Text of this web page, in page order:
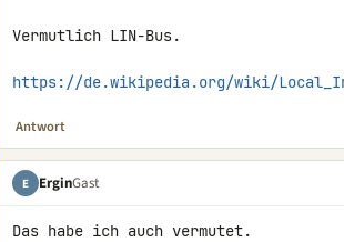
Vermutlich LIN-Bus.
https://de.wikipedia.org/wiki/
Antwort
E ErginGast
Das habe ich auch vermutet.